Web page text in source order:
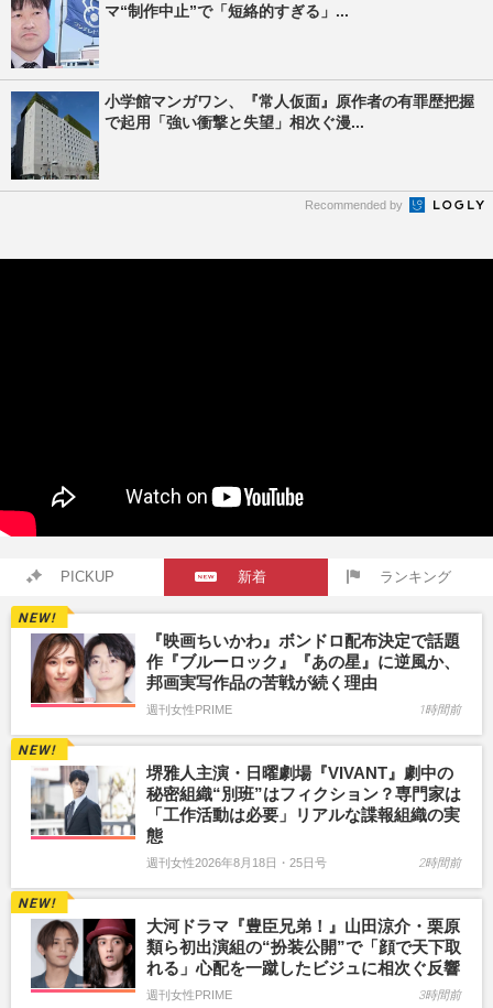
マ“制作中止”で「短絡的すぎる」...
小学館マンガワン、『常人仮面』原作者の有罪歴把握
で起用「強い衝撃と失望」相次ぐ漫...
Recommended by
PICKUP 新着 ランキング
『映画ちいかわ』ボンドロ配布決定で話題
作『ブルーロック』『あの星』に逆風か、
邦画実写作品の苦戦が続く理由
週刊女性PRIME 1時間前
堺雅人主演・日曜劇場『VIVANT』劇中の
秘密組織“別班”はフィクション？専門家は
「工作活動は必要」リアルな諜報組織の実
態
週刊女性2026年8月18日・25日号 2時間前
大河ドラマ『豊臣兄弟！』山田涼介・栗原
類ら初出演組の“扮装公開”で「顔で天下取
れる」心配を一蹴したビジュに相次ぐ反響
週刊女性PRIME 3時間前